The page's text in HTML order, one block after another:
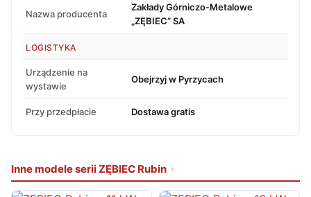
Nazwa producenta
Zakłady Górniczo-Metalowe
„ZĘBIEC” SA
LOGISTYKA
Urządzenie na
wystawie
Obejrzyj w Pyrzycach
Przy przedpłacie Dostawa gratis
Inne modele serii ZĘBIEC Rubin